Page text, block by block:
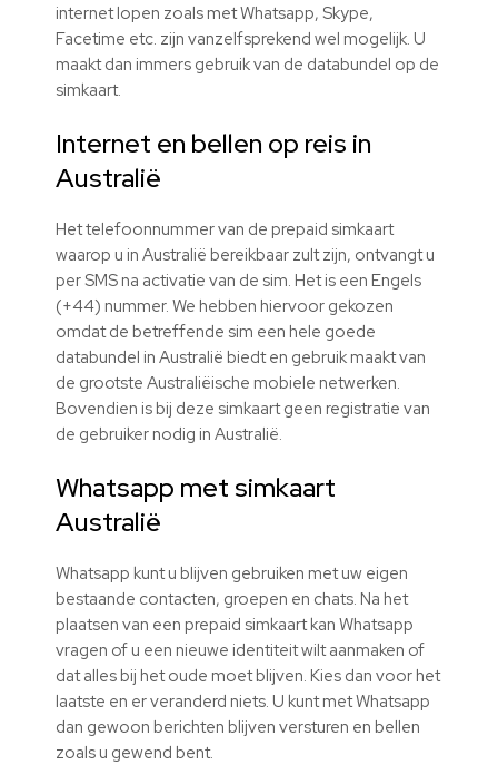
internet lopen zoals met Whatsapp, Skype,
Facetime etc. zijn vanzelfsprekend wel mogelijk. U
maakt dan immers gebruik van de databundel op de
simkaart.
Internet en bellen op reis in
Australië
Het telefoonnummer van de prepaid simkaart
waarop u in Australië bereikbaar zult zijn, ontvangt u
per SMS na activatie van de sim. Het is een Engels
(+44) nummer. We hebben hiervoor gekozen
omdat de betreffende sim een hele goede
databundel in Australië biedt en gebruik maakt van
de grootste Australiëische mobiele netwerken.
Bovendien is bij deze simkaart geen registratie van
de gebruiker nodig in Australië.
Whatsapp met simkaart
Australië
Whatsapp kunt u blijven gebruiken met uw eigen
bestaande contacten, groepen en chats. Na het
plaatsen van een prepaid simkaart kan Whatsapp
vragen of u een nieuwe identiteit wilt aanmaken of
dat alles bij het oude moet blijven. Kies dan voor het
laatste en er veranderd niets. U kunt met Whatsapp
dan gewoon berichten blijven versturen en bellen
zoals u gewend bent.